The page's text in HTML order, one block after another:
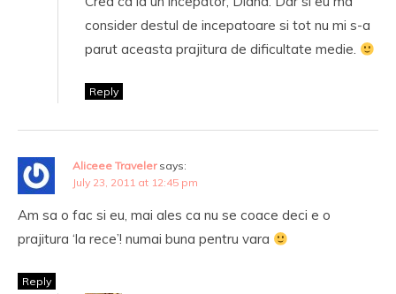
consider destul de incepatoare si tot nu mi s-a
parut aceasta prajitura de dificultate medie.
Reply
Aliceee Traveler says:
July 23, 2011 at 12:45 pm
Am sa o fac si eu, mai ales ca nu se coace deci e o
prajitura ‘la rece’! numai buna pentru vara
Reply